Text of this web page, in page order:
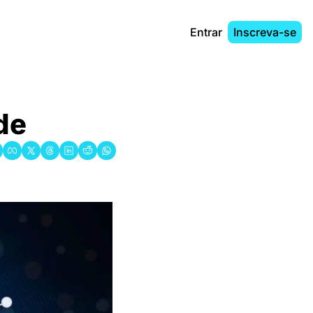
Entrar Inscreva-se